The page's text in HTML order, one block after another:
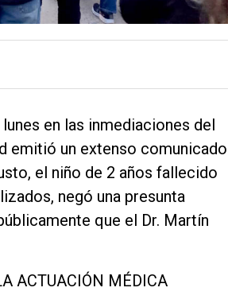
en las inmediaciones del
emitió un extenso comunicado
el niño de 2 años fallecido
negó una presunta
que el Dr. Martín
ACTUACIÓN MÉDICA